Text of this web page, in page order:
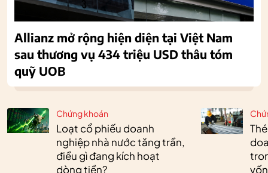
Chứng khoán
Loạt cổ phiếu doanh
nghiệp nhà nước tăng trần,
điều gì đang kích hoạt
dòng tiền?
vốn
Allianz mở rộng hiện diện tại Việt Nam
sau thương vụ 434 triệu USD thâu tóm
quỹ UOB